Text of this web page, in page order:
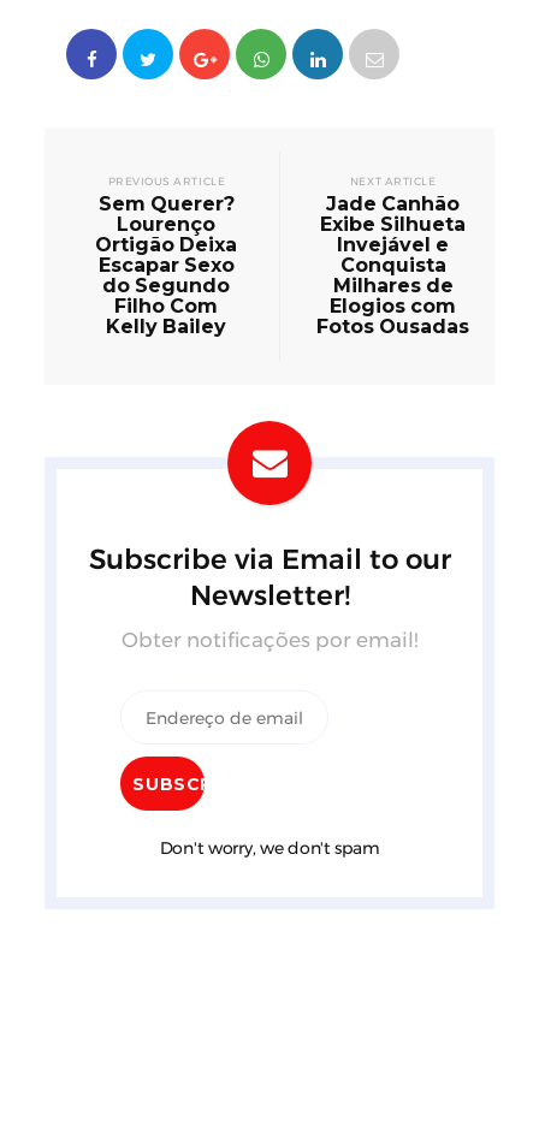
PREVIOUS ARTICLE
Sem Querer?
Lourenço
Ortigão Deixa
Escapar Sexo
do Segundo
Filho Com
Kelly Bailey
NEXT ARTICLE
Jade Canhão
Exibe Silhueta
Invejável e
Conquista
Milhares de
Elogios com
Fotos Ousadas
Subscribe via Email to our
Newsletter!
Obter notificações por email!
Don't worry, we don't spam